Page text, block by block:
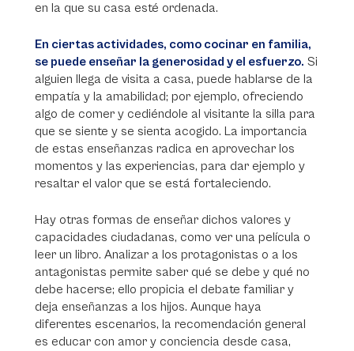
en la que su casa esté ordenada.
En ciertas actividades, como cocinar en familia,
se puede enseñar la generosidad y el esfuerzo. Si
alguien llega de visita a casa, puede hablarse de la
empatía y la amabilidad; por ejemplo, ofreciendo
algo de comer y cediéndole al visitante la silla para
que se siente y se sienta acogido. La importancia
de estas enseñanzas radica en aprovechar los
momentos y las experiencias, para dar ejemplo y
resaltar el valor que se está fortaleciendo.
Hay otras formas de enseñar dichos valores y
capacidades ciudadanas, como ver una película o
leer un libro. Analizar a los protagonistas o a los
antagonistas permite saber qué se debe y qué no
debe hacerse; ello propicia el debate familiar y
deja enseñanzas a los hijos. Aunque haya
diferentes escenarios, la recomendación general
es educar con amor y conciencia desde casa,